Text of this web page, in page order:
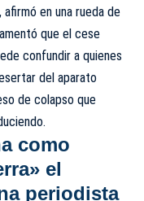
en una rueda de
que el cese
confundir a quienes
del aparato
de colapso que
como
el
periodista